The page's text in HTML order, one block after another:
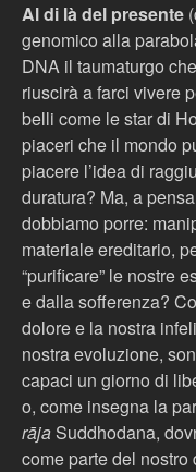
Al di là del presente
genomico alla
DNA il taumaturgo
riuscirà a farci vivere
belli come le star di
piaceri che il mondo
piacere l’idea di
duratura? Ma, a
dobbiamo porre:
materiale ereditario,
“purificare” le nostre
e dalla sofferenza?
dolore e la nostra
nostra evoluzione,
capaci un giorno di
o, come insegna la
rāja Suddhodana,
come parte del nostro